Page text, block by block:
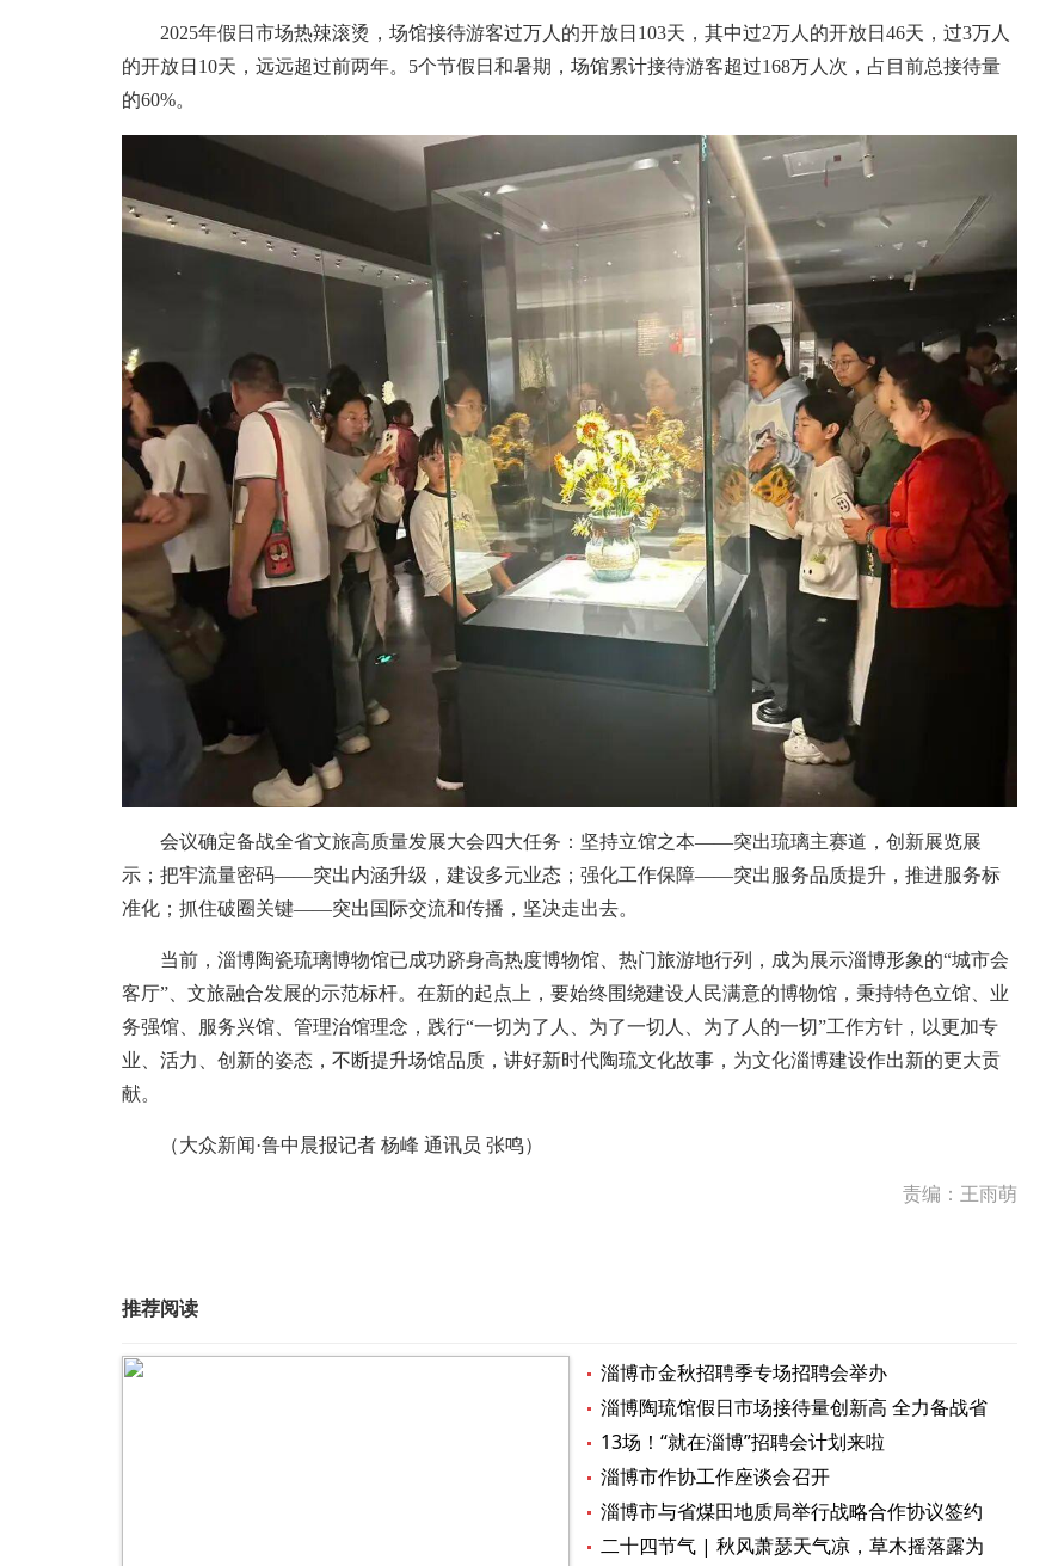
2025年假日市场热辣滚烫，场馆接待游客过万人的开放日103天，其中过2万人的开放日46天，过3万人
的开放日10天，远远超过前两年。5个节假日和暑期，场馆累计接待游客超过168万人次，占目前总接待量
的60%。
会议确定备战全省文旅高质量发展大会四大任务：坚持立馆之本——突出琉璃主赛道，创新展览展
示；把牢流量密码——突出内涵升级，建设多元业态；强化工作保障——突出服务品质提升，推进服务标
准化；抓住破圈关键——突出国际交流和传播，坚决走出去。
当前，淄博陶瓷琉璃博物馆已成功跻身高热度博物馆、热门旅游地行列，成为展示淄博形象的“城市会
客厅”、文旅融合发展的示范标杆。在新的起点上，要始终围绕建设人民满意的博物馆，秉持特色立馆、业
务强馆、服务兴馆、管理治馆理念，践行“一切为了人、为了一切人、为了人的一切”工作方针，以更加专
业、活力、创新的姿态，不断提升场馆品质，讲好新时代陶琉文化故事，为文化淄博建设作出新的更大贡
献。
（大众新闻·鲁中晨报记者 杨峰 通讯员 张鸣）
责编：王雨萌
推荐阅读
淄博市金秋招聘季专场招聘会举办
淄博陶琉馆假日市场接待量创新高 全力备战省
文旅大会
13场！“就在淄博”招聘会计划来啦
淄博市作协工作座谈会召开
淄博市与省煤田地质局举行战略合作协议签约
仪式
二十四节气 | 秋风萧瑟天气凉，草木摇落露为